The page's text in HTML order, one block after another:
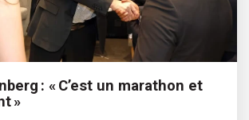
: « C’est un marathon et
»